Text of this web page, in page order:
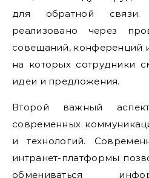
для обратной
реализовано через
совещаний, конференций
на которых сотрудники
идеи и предложения.
Второй важный
современных
и технологий.
интранет-платформы
обмениваться